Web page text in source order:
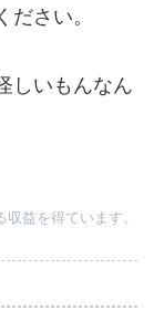
さい。
しいもんなん
益を得ています。